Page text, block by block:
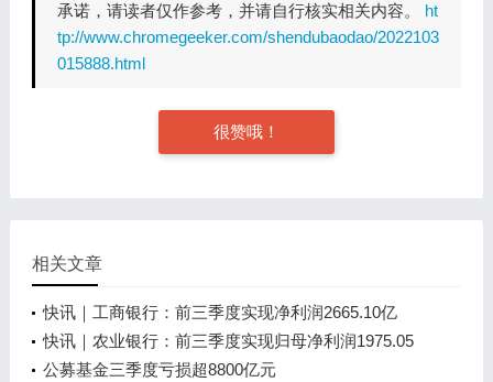
承诺，请读者仅作参考，并请自行核实相关内容。 ht
tp://www.chromegeeker.com/shendubaodao/2022103
015888.html
很赞哦！
相关文章
快讯｜工商银行：前三季度实现净利润2665.10亿
元，同比增长5.20%
快讯｜农业银行：前三季度实现归母净利润1975.05
亿元，同比增长5.78%
公募基金三季度亏损超8800亿元